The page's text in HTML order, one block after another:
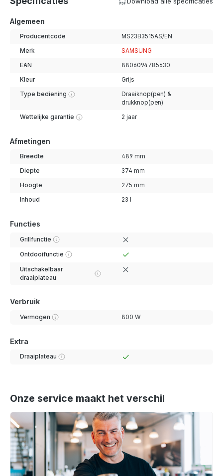
Algemeen
Producentcode MS23B3515AS/EN
Merk SAMSUNG
EAN 8806094785630
Kleur Grijs
Type bediening
Draaiknop(pen) &
drukknop(pen)
Wettelijke garantie 2 jaar
Afmetingen
Breedte 489 mm
Diepte 374 mm
Hoogte 275 mm
Inhoud 23 l
Functies
Grillfunctie
Ontdooifunctie
Uitschakelbaar
draaiplateau
Verbruik
Vermogen 800 W
Extra
Draaiplateau
Onze service maakt het verschil